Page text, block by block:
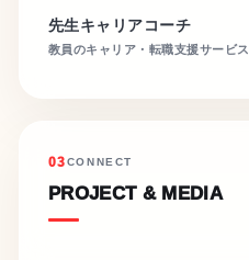
先生キャリアコーチ
教員のキャリア・転職支援サービス
03CONNECT
PROJECT & MEDIA